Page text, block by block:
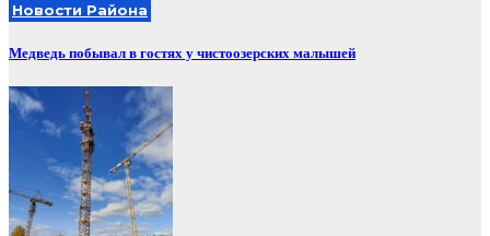
Новости Района
Медведь побывал в гостях у чистоозерских малышей